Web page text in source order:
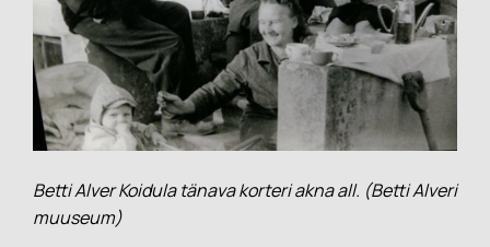
Betti Alver Koidula tänava korteri akna all. (Betti Alveri
muuseum)